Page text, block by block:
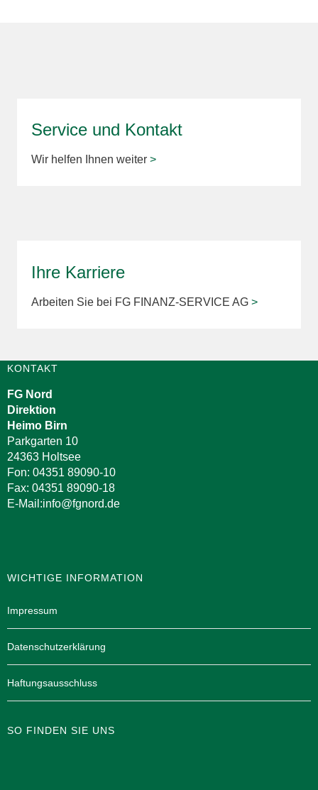
Service und Kontakt
Wir helfen Ihnen weiter >
Ihre Karriere
Arbeiten Sie bei FG FINANZ-SERVICE AG >
KONTAKT
FG Nord
Direktion
Heimo Birn
Parkgarten 10
24363 Holtsee
Fon: 04351 89090-10
Fax: 04351 89090-18
E-Mail:info@fgnord.de
WICHTIGE INFORMATION
Impressum
Datenschutzerklärung
Haftungsausschluss
SO FINDEN SIE UNS